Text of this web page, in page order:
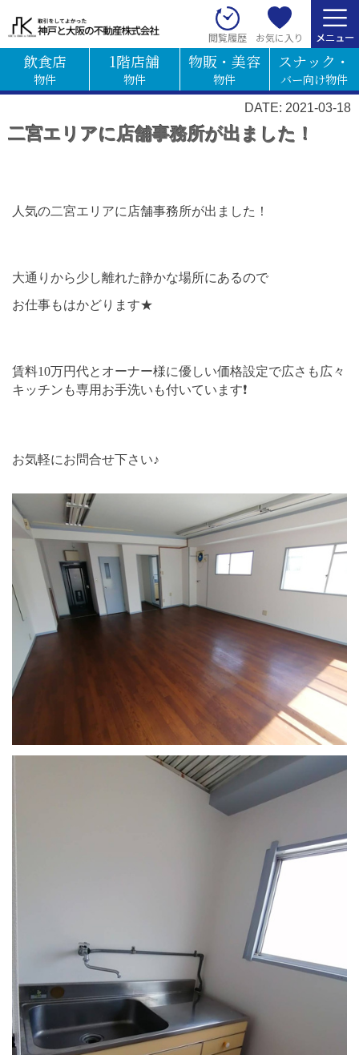
閲覧履歴 お気に入り
飲食店
物件
1階店舗
物件
物販・美容
物件
スナック・
バー向け物件
DATE: 2021-03-18
二宮エリアに店舗事務所が出ました！
人気の二宮エリアに店舗事務所が出ました！
大通りから少し離れた静かな場所にあるので
お仕事もはかどります★
賃料10万円代とオーナー様に優しい価格設定で広さも広々
キッチンも専用お手洗いも付いています❗
お気軽にお問合せ下さい♪